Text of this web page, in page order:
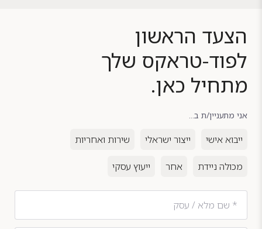
הצעד הראשון
לפוד-טראקס שלך
מתחיל כאן.
אני מתעניין/ת ב...
ייבוא אישי ייצור ישראלי שירות ואחריות
מכולה ניידת אחר ייעוץ עסקי